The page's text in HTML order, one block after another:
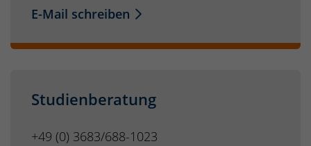
E-Mail schreiben
Studienberatung
+49 (0) 3683/688-1023